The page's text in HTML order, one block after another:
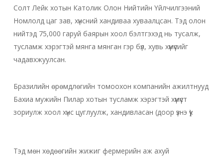
Солт Лейк хотын Католик Олон Нийтийн Үйлчилгээний
Номлолд цаг зав, хүнсний хандиваа хуваалцсан. Тэд олон
нийтэд 75,000 гаруй баярын хоол бэлтгэхэд нь тусалж,
тусламж хэрэгтэй мянга мянган гэр бүл, хувь хүмүүсийг
чадавхжуулсан.
Бразилийн өрөмдлөгийн томоохон компанийн ажилтнууд
Бахиа мужийн Пилар хотын тусламж хэрэгтэй хүмүүст
зориулж хоол хүнс цуглуулж, хандивласан (доор үзнэ үү).
Тэд мөн хөдөөгийн жижиг фермерийн аж ахуй